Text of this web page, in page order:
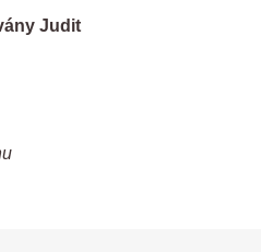
Judit